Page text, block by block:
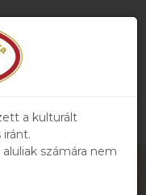
a kulturált
számára nem